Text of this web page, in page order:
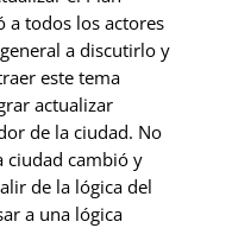
a todos los actores
a discutirlo y
este tema
actualizar
de la ciudad. No
ciudad cambió y
de la lógica del
a una lógica